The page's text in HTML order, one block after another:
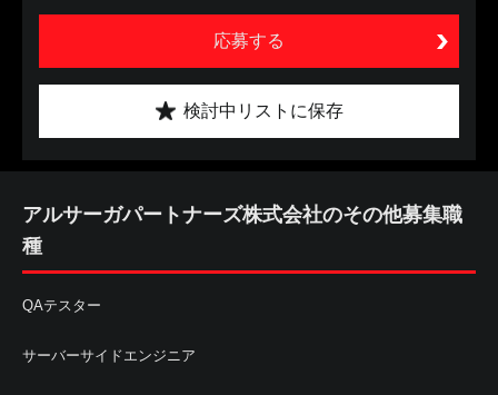
応募する
検討中リストに保存
アルサーガパートナーズ株式会社のその他募集職
種
QAテスター
サーバーサイドエンジニア